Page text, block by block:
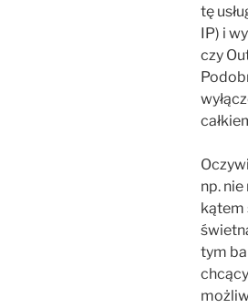
tę
IP) i
czy
np.
kątem
tym